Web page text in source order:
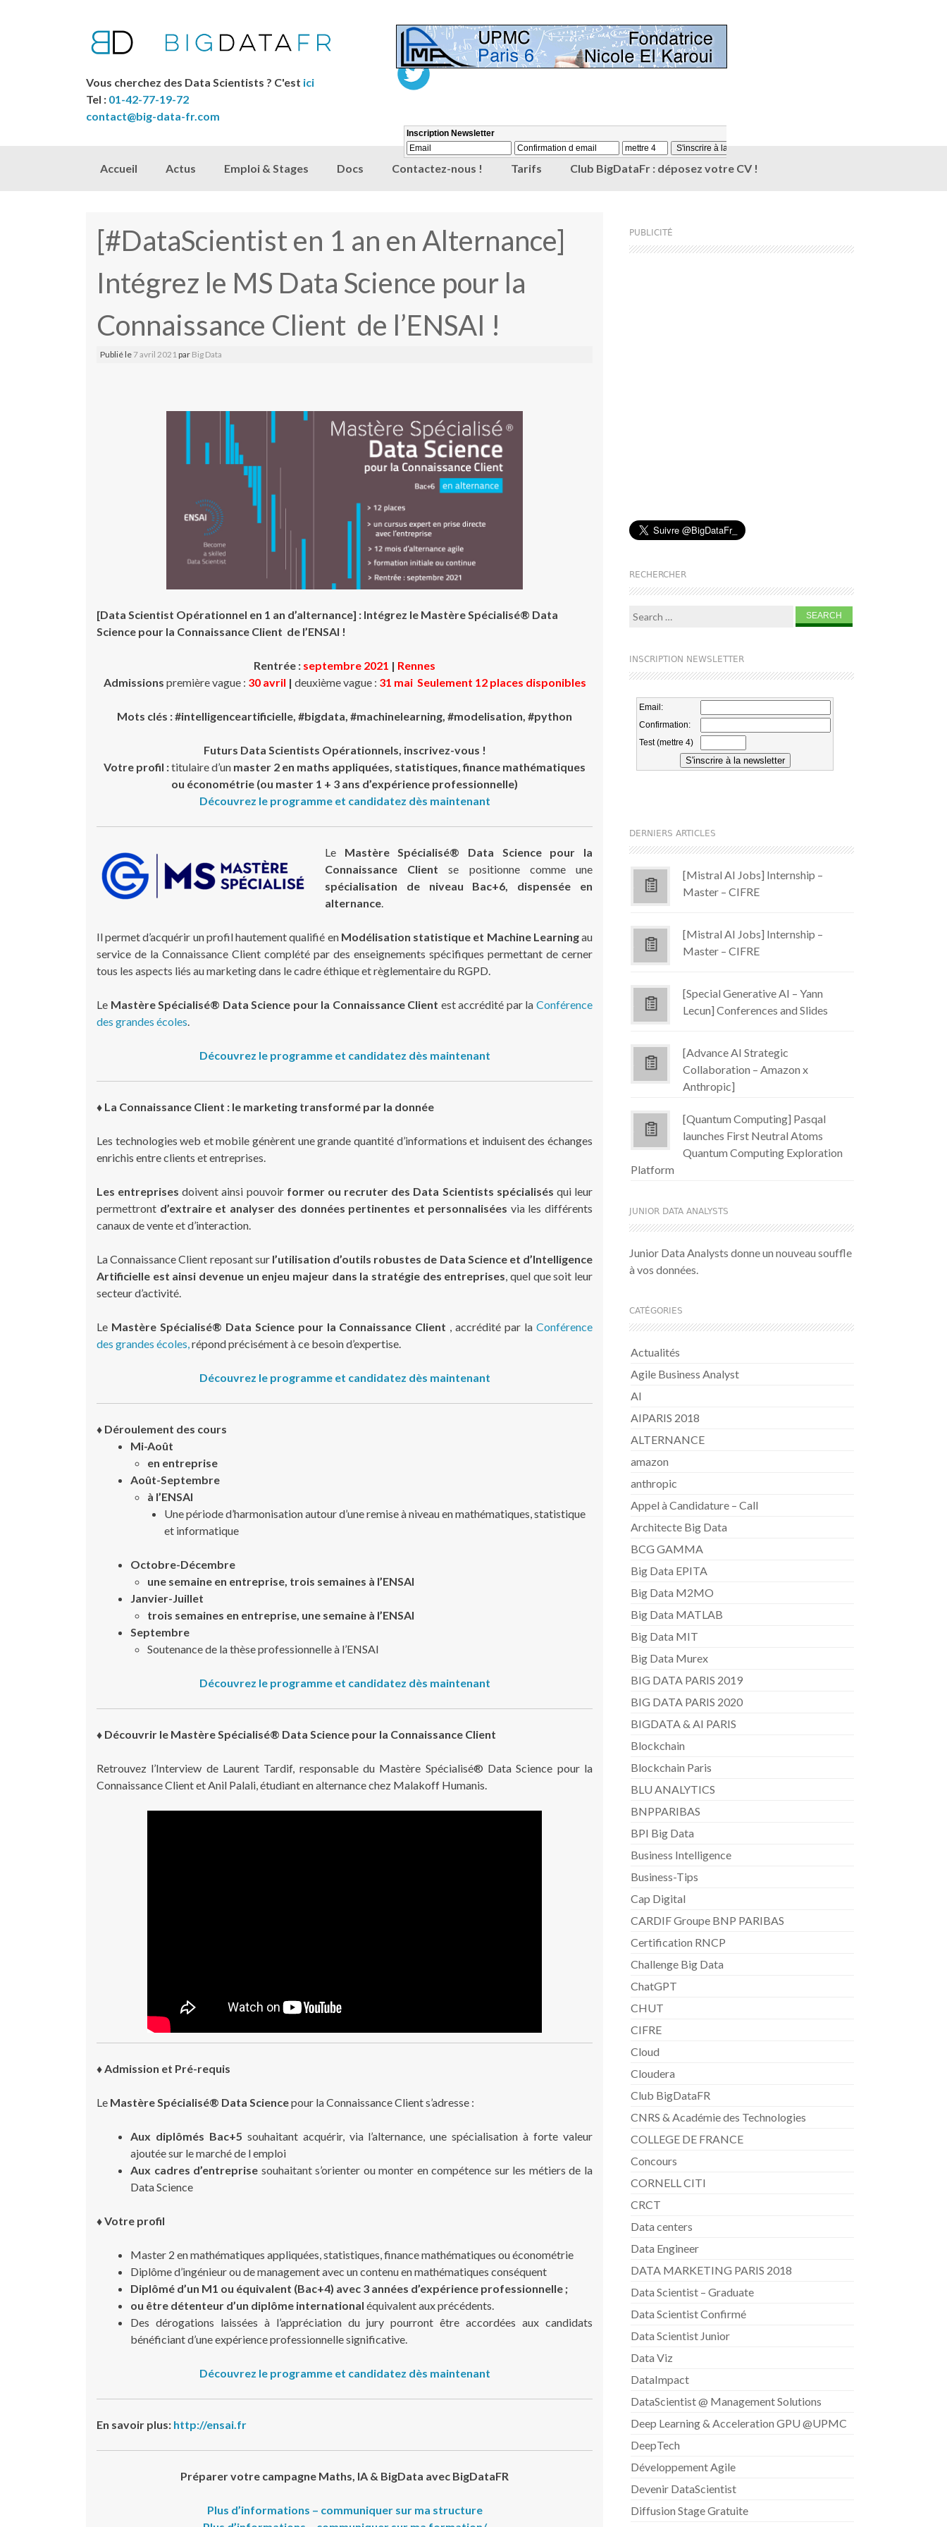
Vous cherchez des Data Scientists ? C'est ici
Tel : 01-42-77-19-72
contact@big-data-fr.com
Skip to content
Accueil Actus Emploi & Stages Docs Contactez-nous ! Tarifs Club BigDataFr : déposez votre CV !
[#DataScientist en 1 an en Alternance]
Intégrez le MS Data Science pour la
Connaissance Client de l’ENSAI !
Publié le7 avril 2021 par Big Data
[Data Scientist Opérationnel en 1 an d’alternance] : Intégrez le Mastère Spécialisé® Data
Science pour la Connaissance Client de l’ENSAI !
Rentrée : septembre 2021 | Rennes
Admissions première vague : 30 avril | deuxième vague : 31 mai Seulement 12 places disponibles
Mots clés : #intelligenceartificielle, #bigdata, #machinelearning, #modelisation, #python
Futurs Data Scientists Opérationnels, inscrivez-vous !
Votre profil :titulaire d’un master 2 en maths appliquées, statistiques, finance mathématiques
ou économétrie (ou master 1 + 3 ans d’expérience professionnelle)
Découvrez le programme et candidatez dès maintenant
Le Mastère Spécialisé® Data Science pour la
Connaissance Client se positionne comme une
spécialisation de niveau Bac+6, dispensée en
alternance
Il permet d’acquérir un profil hautement qualifié en Modélisation statistique et Machine Learningau
service de la Connaissance Client complété par des enseignements spécifiques permettant de cerner
tous les aspects liés au marketing dans le cadre éthique et règlementaire du RGPD.
Le Mastère Spécialisé® Data Science pour la Connaissance Client est accrédité par laConférence
des grandes écoles
Découvrez le programme et candidatez dès maintenant
♦ La Connaissance Client : le marketing transformé par la donnée
Les technologies web et mobile génèrent une grande quantité d’informations et induisent des échanges
enrichis entre clients et entreprises.
Les entreprisesdoivent ainsi pouvoirformer ou recruter des Data Scientists spécialisés qui leur
permettront d’extraire et analyser des données pertinentes et personnalisées via les différents
canaux de vente et d’interaction.
La Connaissance Client reposant sur l’utilisation d’outils robustes de Data Science et d’Intelligence
Artificielle est ainsi devenue un enjeu majeur dans la stratégie des entreprises , quel que soit leur
secteur d’activité.
Le Mastère Spécialisé® Data Science pour la Connaissance Client , accrédité par laConférence
des grandes écoles, répond précisément à ce besoin d’expertise.
Découvrez le programme et candidatez dès maintenant
♦ Déroulement des cours
Mi-Août
en entreprise
Août-Septembre
à l’ENSAI
Une période d’harmonisation autour d’une remise à niveau en mathématiques, statistique
et informatique
Octobre-Décembre
une semaine en entreprise, trois semaines à l’ENSAI
Janvier-Juillet
trois semaines en entreprise, une semaine à l’ENSAI
Septembre
Soutenance de la thèse professionnelle à l’ENSAI
Découvrez le programme et candidatez dès maintenant
♦ Découvrir le Mastère Spécialisé® Data Science pour la Connaissance Client
Retrouvez l’Interview de Laurent Tardif, responsable du Mastère Spécialisé® Data Science pour la
Connaissance Client et Anil Palali, étudiant en alternance chez Malakoff Humanis.
♦ Admission et Pré-requis
Le Mastère Spécialisé® Data Sciencepour la Connaissance Client s’adresse :
Aux diplômés Bac+5 souhaitant acquérir, via l’alternance, une spécialisation à forte valeur
ajoutée sur le marché de l emploi
Aux cadres d’entreprise souhaitant s’orienter ou monter en compétence sur les métiers de la
Data Science
♦ Votre profil
Master 2 en mathématiques appliquées, statistiques, finance mathématiques ou économétrie
Diplôme d’ingénieur ou de management avec un contenu en mathématiques conséquent
Diplômé d’un M1 ou équivalent (Bac+4) avec 3 années d’expérience professionnelle ;
ou être détenteur d’un diplôme international équivalent aux précédents.
Des dérogations laissées à l’appréciation du jury pourront être accordées aux candidats
bénéficiant d’une expérience professionnelle significative.
Découvrez le programme et candidatez dès maintenant
En savoir plus: http://ensai.fr
Préparer votre campagne Maths, IA & BigData avec BigDataFR
Plus d’informations – communiquer sur ma structure
PUBLICITÉ
RECHERCHER
Search for:
INSCRIPTION NEWSLETTER
DERNIERS ARTICLES
[Mistral AI Jobs] Internship –
Master – CIFRE
[Mistral AI Jobs] Internship –
Master – CIFRE
[Special Generative AI – Yann
Lecun] Conferences and Slides
[Advance AI Strategic
Collaboration – Amazon x
Anthropic]
[Quantum Computing] Pasqal
launches First Neutral Atoms
Quantum Computing Exploration
Platform
JUNIOR DATA ANALYSTS
Junior Data Analysts donne un nouveau souffle
à vos données.
CATÉGORIES
Actualités
Agile Business Analyst
AI
AIPARIS 2018
ALTERNANCE
amazon
anthropic
Appel à Candidature – Call
Architecte Big Data
BCG GAMMA
Big Data EPITA
Big Data M2MO
Big Data MATLAB
Big Data MIT
Big Data Murex
BIG DATA PARIS 2019
BIG DATA PARIS 2020
BIGDATA & AI PARIS
Blockchain
Blockchain Paris
BLU ANALYTICS
BNPPARIBAS
BPI Big Data
Business Intelligence
Business-Tips
Cap Digital
CARDIF Groupe BNP PARIBAS
Certification RNCP
Challenge Big Data
ChatGPT
CHUT
CIFRE
Cloud
Cloudera
Club BigDataFR
CNRS & Académie des Technologies
COLLEGE DE FRANCE
Concours
CORNELL CITI
CRCT
Data centers
Data Engineer
DATA MARKETING PARIS 2018
Data Scientist – Graduate
Data Scientist Confirmé
Data Scientist Junior
Data Viz
DataImpact
DataScientist @ Management Solutions
Deep Learning & Acceleration GPU @UPMC
DeepTech
Développement Agile
Devenir DataScientist
Diffusion Stage Gratuite